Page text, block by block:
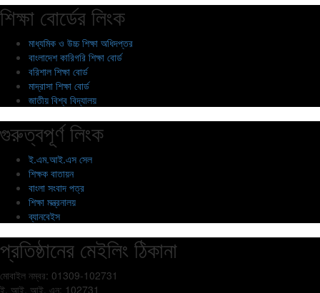
শিক্ষা বোর্ডের লিংক
মাধ্যমিক ও উচ্চ শিক্ষা অধিদপ্তর
বাংলাদেশ কারিগরি শিক্ষা বোর্ড
বরিশাল শিক্ষা বোর্ড
মাদ্রাসা শিক্ষা বোর্ড
জাতীয় বিশ্ব বিদ্যালয়
গুরুত্বপূর্ণ লিংক
ই.এম.আই.এস সেল
শিক্ষক বাতায়ন
বাংলা সংবাদ পত্র
শিক্ষা মন্ত্রনালয়
ব্যানবেইস
প্রতিষ্ঠানের মেইলিং ঠিকানা
মোবাইল নম্বর: 01309-102731
ই. আই. আই. এন: 102731